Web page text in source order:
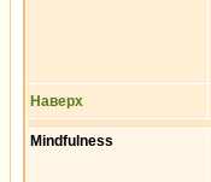
Наверх
Mindfulness